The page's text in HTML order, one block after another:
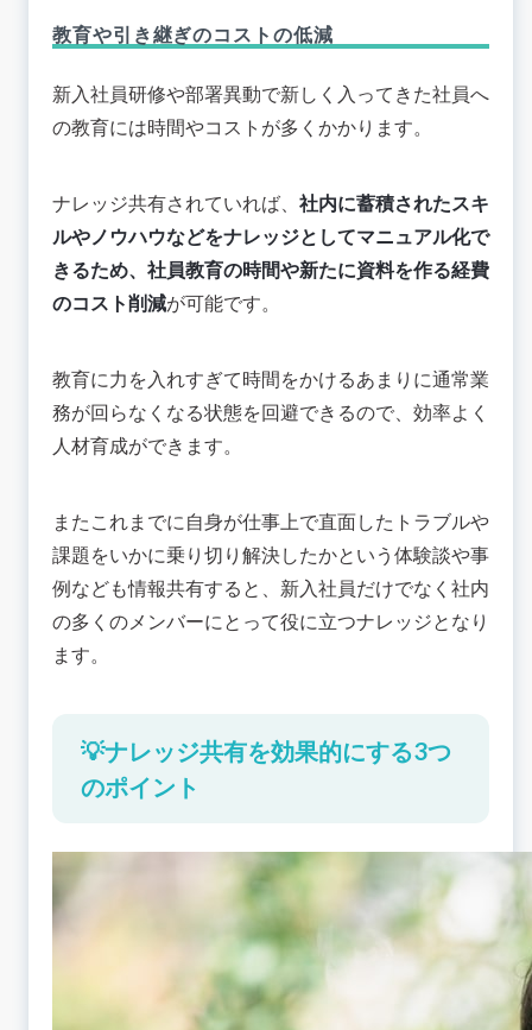
教育や引き継ぎのコストの低減
新入社員研修や部署異動で新しく入ってきた社員へ
の教育には時間やコストが多くかかります。
ナレッジ共有されていれば、 社内に蓄積されたスキ
ルやノウハウなどをナレッジとしてマニュアル化で
きるため、社員教育の時間や新たに資料を作る経費
のコスト削減が可能です。
教育に力を入れすぎて時間をかけるあまりに通常業
務が回らなくなる状態を回避できるので、効率よく
人材育成ができます。
またこれまでに自身が仕事上で直面したトラブルや
課題をいかに乗り切り解決したかという体験談や事
例なども情報共有すると、新入社員だけでなく社内
の多くのメンバーにとって役に立つナレッジとなり
ます。
💡ナレッジ共有を効果的にする3つ
のポイント